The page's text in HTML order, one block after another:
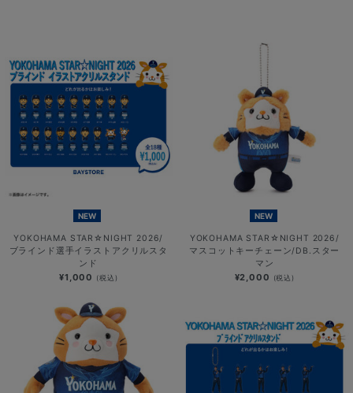
NEW
YOKOHAMA STAR☆NIGHT 2026/
ブラインド選手イラストアクリルスタ
ンド
¥1,000 (税込)
NEW
YOKOHAMA STAR☆NIGHT 2026/
マスコットキーチェーン/DB.スター
マン
¥2,000 (税込)